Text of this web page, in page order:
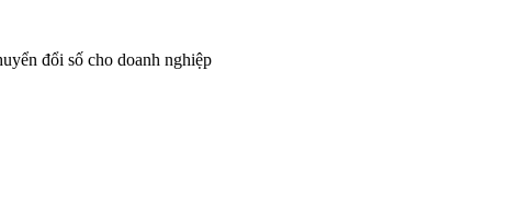
đổi số cho doanh nghiệp